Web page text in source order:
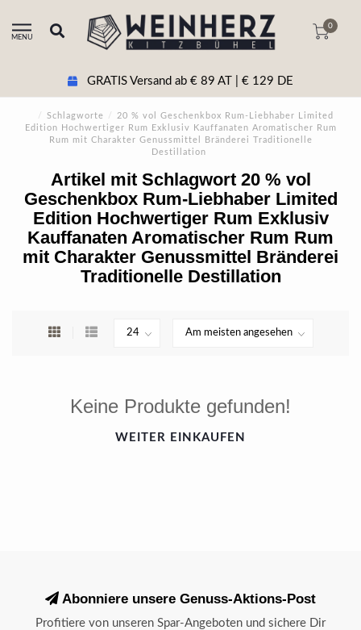
MENU
0
GRATIS Versand ab € 89 AT | € 129 DE
/ Schlagworte /
20 % vol Geschenkbox Rum-Liebhaber Limited
Edition Hochwertiger Rum Exklusiv Kauffanaten Aromatischer Rum
Rum mit Charakter Genussmittel Bränderei Traditionelle
Destillation
Artikel mit Schlagwort 20 % vol
Geschenkbox Rum-Liebhaber Limited
Edition Hochwertiger Rum Exklusiv
Kauffanaten Aromatischer Rum Rum
mit Charakter Genussmittel Bränderei
Traditionelle Destillation
Keine Produkte gefunden!
WEITER EINKAUFEN
Abonniere unsere Genuss-Aktions-Post
Profitiere von unseren Spar-Angeboten und sichere Dir